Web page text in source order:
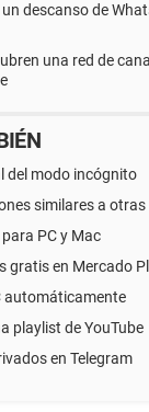
descanso de
una red de
del modo incógnito
similares a otras
PC y Mac
gratis en Mercado
automáticamente
playlist de YouTube
en Telegram